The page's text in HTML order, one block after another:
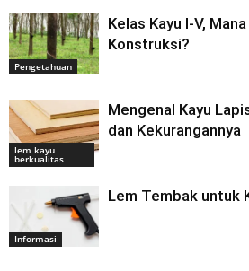
Pengetahuan
Kelas Kayu I-V,
Konstruksi?
lem kayu
berkualitas
Mengenal Kayu
dan Kekurangannya
Informasi
Lem Tembak untuk